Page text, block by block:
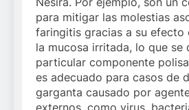
para mitigar las molestias
faringitis gracias a su efecto
la mucosa irritada, lo que se
particular componente
es adecuado para casos de
garganta causado por